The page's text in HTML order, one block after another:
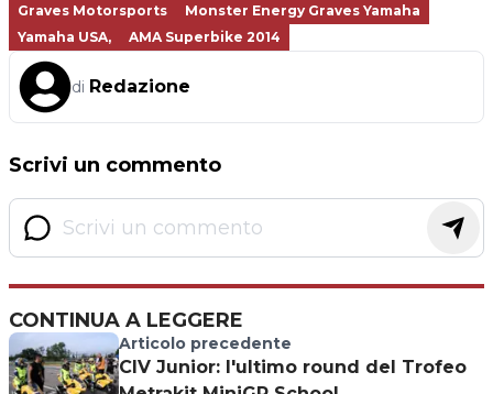
Graves Motorsports
Monster Energy Graves Yamaha
Yamaha USA,
AMA Superbike 2014
di Redazione
Scrivi un commento
CONTINUA A LEGGERE
Articolo precedente
CIV Junior: l'ultimo round del Trofeo